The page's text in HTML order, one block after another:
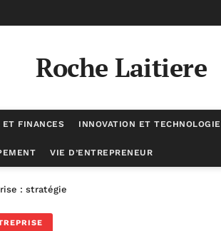
Roche Laitiere
ET FINANCES INNOVATION ET TECHNOLOGIE
VIE D’ENTREPRENEUR
: stratégies pour se démarquer en 2023